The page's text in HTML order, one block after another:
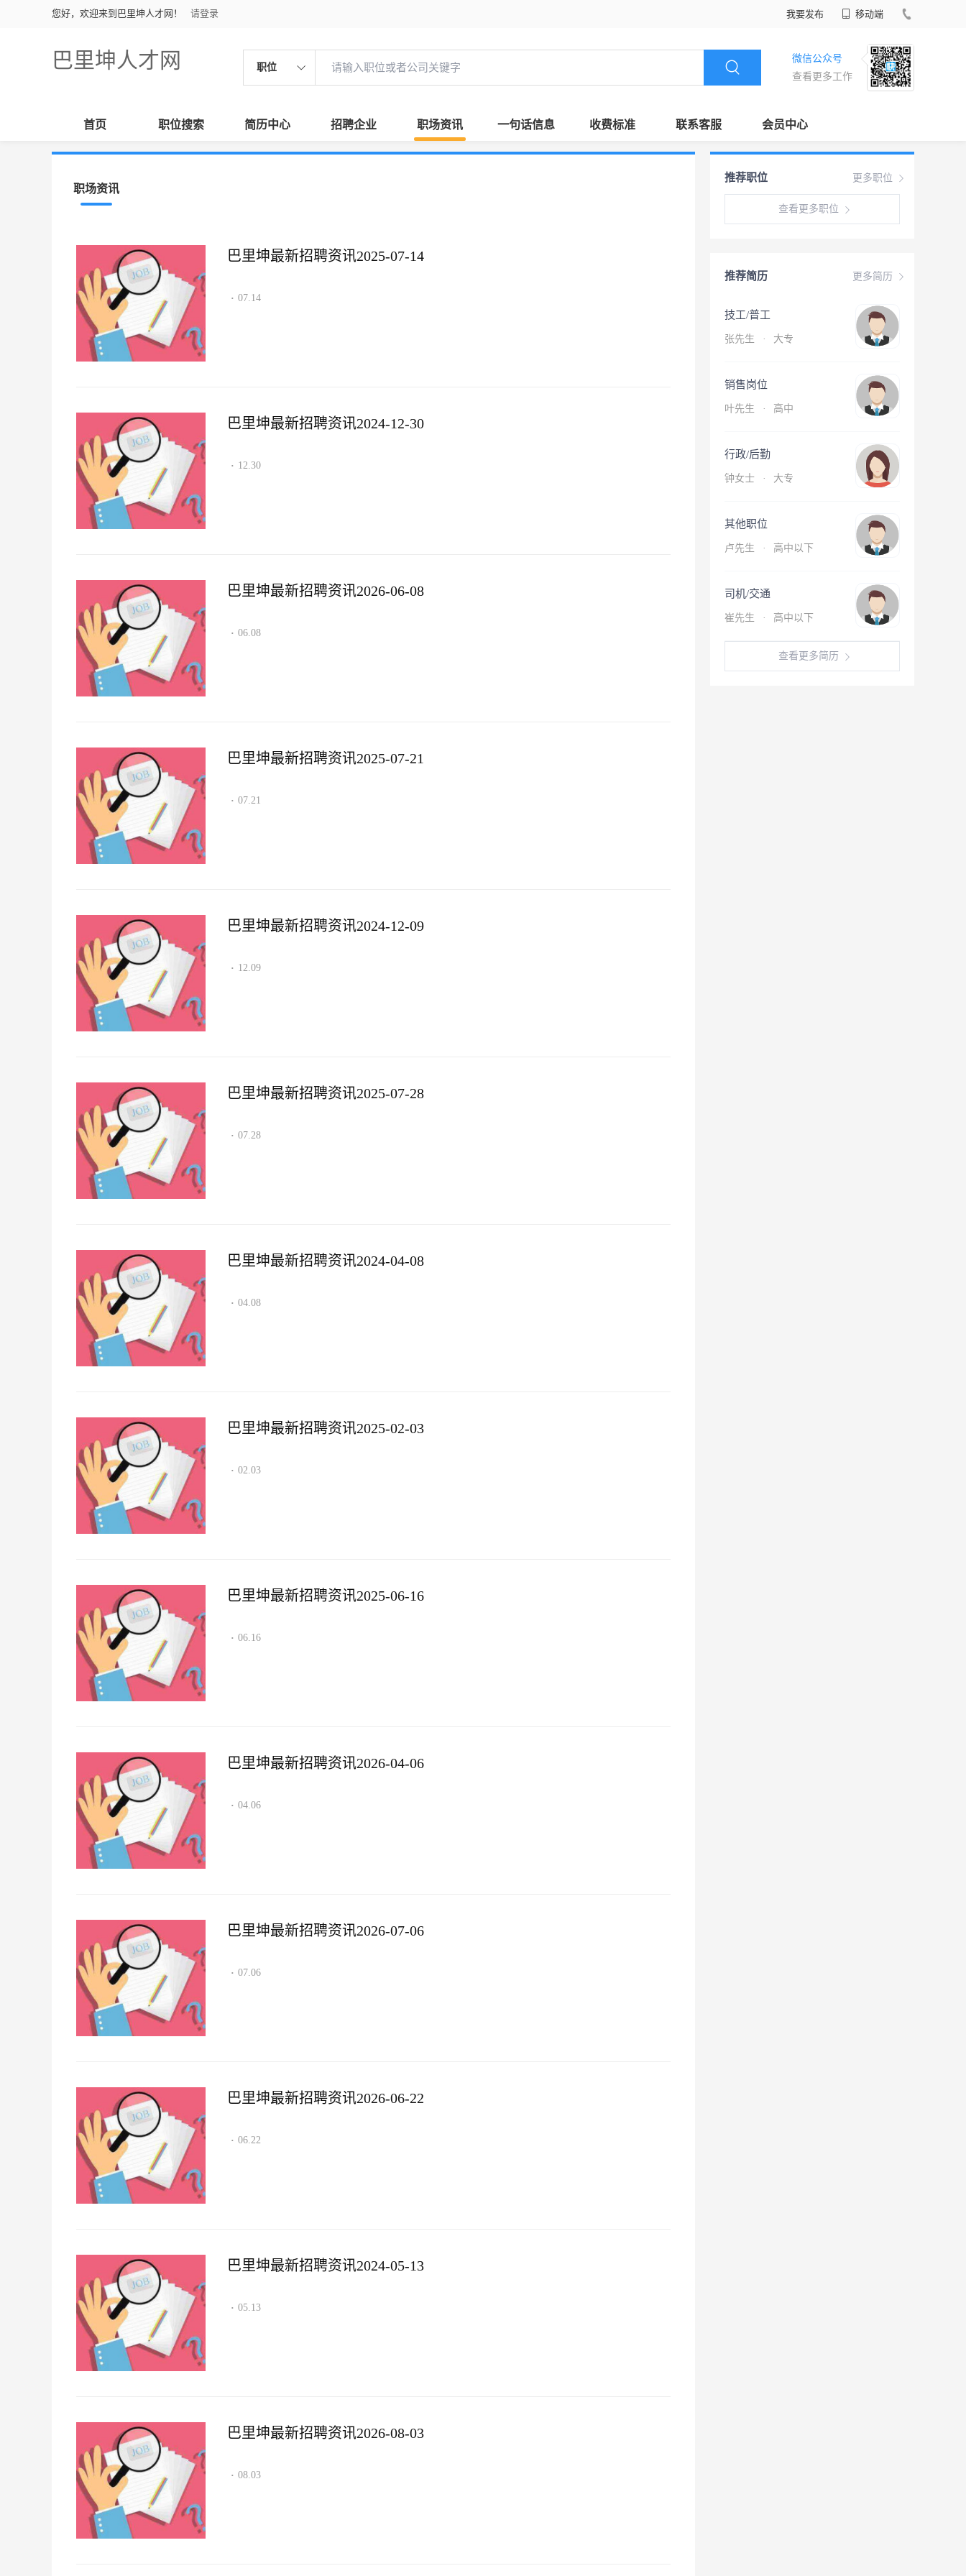
您好，欢迎来到巴里坤人才网！ 请登录 我要发布 移动端
巴里坤人才网 职位
微信公众号
查看更多工作
首页 职位搜索 简历中心 招聘企业 职场资讯 一句话信息 收费标准 联系客服 会员中心
职场资讯
巴里坤最新招聘资讯2025-07-14
· 07.14
巴里坤最新招聘资讯2024-12-30
· 12.30
巴里坤最新招聘资讯2026-06-08
· 06.08
巴里坤最新招聘资讯2025-07-21
· 07.21
巴里坤最新招聘资讯2024-12-09
· 12.09
巴里坤最新招聘资讯2025-07-28
· 07.28
巴里坤最新招聘资讯2024-04-08
· 04.08
巴里坤最新招聘资讯2025-02-03
· 02.03
巴里坤最新招聘资讯2025-06-16
· 06.16
巴里坤最新招聘资讯2026-04-06
· 04.06
巴里坤最新招聘资讯2026-07-06
· 07.06
巴里坤最新招聘资讯2026-06-22
· 06.22
巴里坤最新招聘资讯2024-05-13
· 05.13
巴里坤最新招聘资讯2026-08-03
· 08.03
更多职位
推荐职位
查看更多职位
更多简历
推荐简历
技工/普工
张先生 · 大专
销售岗位
叶先生 · 高中
行政/后勤
钟女士 · 大专
其他职位
卢先生 · 高中以下
司机/交通
崔先生 · 高中以下
查看更多简历